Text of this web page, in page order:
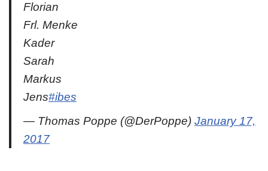
Florian
Frl. Menke
Kader
Sarah
Markus
Jens#ibes
— Thomas Poppe (@DerPoppe) January 17,
2017